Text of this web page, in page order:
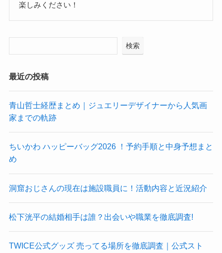
楽しみください！
検索
最近の投稿
青山哲士経歴まとめ｜ジュエリーデザイナーから人気画
家までの軌跡
ちいかわ ハッピーバッグ2026 ！予約手順と中身予想まと
め
洞窟おじさんの現在は施設職員に！活動内容と近況紹介
松下洸平の結婚相手は誰？出会いや職業を徹底調査!
TWICE公式グッズ 売ってる場所を徹底調査｜公式スト